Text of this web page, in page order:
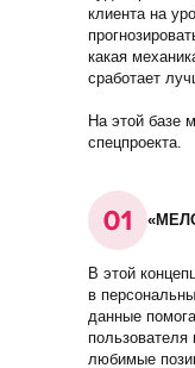
клиента на
какая
сработает
На этой базе
спецпроекта.
В этой
в
данные
любимые